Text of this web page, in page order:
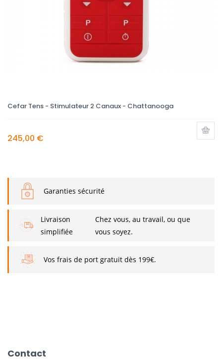
Cefar Tens - Stimulateur 2 Canaux - Chattanooga
245,00 €
Garanties sécurité
Livraison
simplifiée
Chez vous, au travail, ou que
vous soyez.
Vos frais de port gratuit dès 199€.
Contact